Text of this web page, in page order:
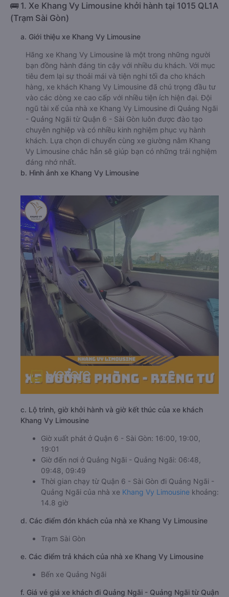
🚌 1. Xe Khang Vy Limousine khởi hành tại 1015 QL1A
(Trạm Sài Gòn)
a. Giới thiệu xe Khang Vy Limousine
Hãng xe Khang Vy Limousine là một trong những người
bạn đồng hành đáng tin cậy với nhiều du khách. Với mục
tiêu đem lại sự thoải mái và tiện nghi tối đa cho khách
hàng, xe khách Khang Vy Limousine đã chú trọng đầu tư
vào các dòng xe cao cấp với nhiều tiện ích hiện đại. Đội
ngũ tài xế của nhà xe Khang Vy Limousine đi Quảng Ngãi
- Quảng Ngãi từ Quận 6 - Sài Gòn luôn được đào tạo
chuyên nghiệp và có nhiều kinh nghiệm phục vụ hành
khách. Lựa chọn di chuyển cùng xe giường nằm Khang
Vy Limousine chắc hẳn sẽ giúp bạn có những trải nghiệm
đáng nhớ nhất.
b. Hình ảnh xe Khang Vy Limousine
c. Lộ trình, giờ khởi hành và giờ kết thúc của xe khách
Khang Vy Limousine
Giờ xuất phát ở Quận 6 - Sài Gòn: 16:00, 19:00,
19:01
Giờ đến nơi ở Quảng Ngãi - Quảng Ngãi: 06:48,
09:48, 09:49
Thời gian chạy từ Quận 6 - Sài Gòn đi Quảng Ngãi -
Quảng Ngãi của nhà xe Khang Vy Limousine khoảng:
14.8 giờ
d. Các điểm đón khách của nhà xe Khang Vy Limousine
Trạm Sài Gòn
e. Các điểm trả khách của nhà xe Khang Vy Limousine
Bến xe Quảng Ngãi
f. Giá vé giá xe khách đi Quảng Ngãi - Quảng Ngãi từ Quận